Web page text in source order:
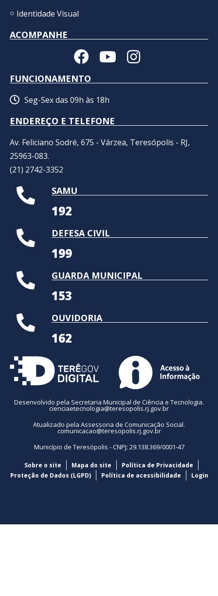
Identidade Visual
ACOMPANHE
FUNCIONAMENTO
Seg-Sex das 09h às 18h
ENDEREÇO E TELEFONE
Av. Feliciano Sodré, 675 - Várzea, Teresópolis - RJ,
25963-083.
(21) 2742-3352​
SAMU
192
DEFESA CIVIL
199
GUARDA MUNICIPAL
153
OUVIDORIA
162
Desenvolvido pela Secretaria Municipal de Ciência e Tecnologia.
cienciaetecnologia@teresopolis.rj.gov.br
Atualizado pela Assessoria de Comunicação Social.
comunicacao@teresopolis.rj.gov.br
Município de Teresópolis - CNPJ: 29.138.369/0001-47
Sobre o site Mapa do site
Política de Privacidade
Proteção de Dados (LGPD)
Política de acessibilidade Login